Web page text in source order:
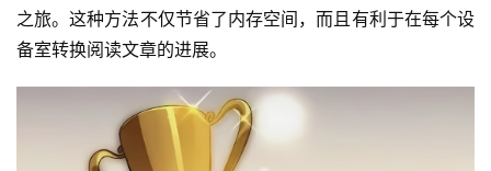
之旅。这种方法不仅节省了内存空间，而且有利于在每个设
备室转换阅读文章的进展。